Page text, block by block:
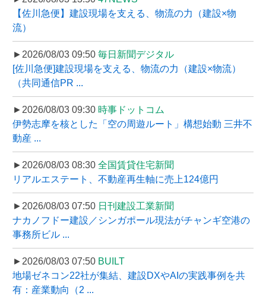
【佐川急便】建設現場を支える、物流の力（建設×物
流）
►2026/08/03 09:50 毎日新聞デジタル
[佐川急便]建設現場を支える、物流の力（建設×物流）
（共同通信PR ...
►2026/08/03 09:30 時事ドットコム
伊勢志摩を核とした「空の周遊ルート」構想始動 三井不
動産 ...
►2026/08/03 08:30 全国賃貸住宅新聞
リアルエステート、不動産再生軸に売上124億円
►2026/08/03 07:50 日刊建設工業新聞
ナカノフドー建設／シンガポール現法がチャンギ空港の
事務所ビル ...
►2026/08/03 07:50 BUILT
地場ゼネコン22社が集結、建設DXやAIの実践事例を共
有：産業動向（2 ...